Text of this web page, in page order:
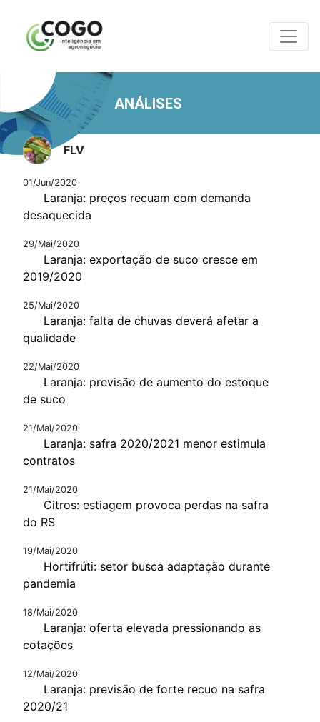
ANÁLISES
FLV
01/Jun/2020
Laranja: preços recuam com demanda
desaquecida
29/Mai/2020
Laranja: exportação de suco cresce em
2019/2020
25/Mai/2020
Laranja: falta de chuvas deverá afetar a
qualidade
22/Mai/2020
Laranja: previsão de aumento do estoque
de suco
21/Mai/2020
Laranja: safra 2020/2021 menor estimula
contratos
21/Mai/2020
Citros: estiagem provoca perdas na safra
do RS
19/Mai/2020
Hortifrúti: setor busca adaptação durante
pandemia
18/Mai/2020
Laranja: oferta elevada pressionando as
cotações
12/Mai/2020
Laranja: previsão de forte recuo na safra
2020/21